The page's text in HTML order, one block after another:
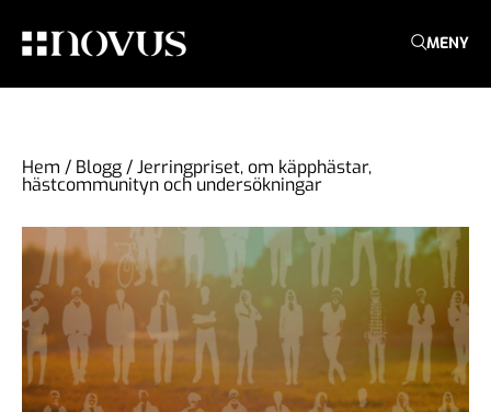
MENY
Hem / Blogg/Jerringpriset, om käpphästar,
hästcommunityn och undersökningar